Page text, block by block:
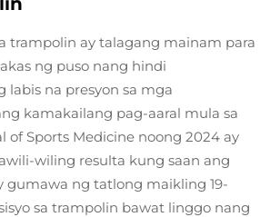
trampolin ay talagang mainam para
ng puso nang hindi
labis na presyon sa mga
kamakailang pag-aaral mula sa
of Sports Medicine noong 2024 ay
wiling resulta kung saan ang
gumawa ng tatlong maikling 19-
sa trampolin bawat linggo nang